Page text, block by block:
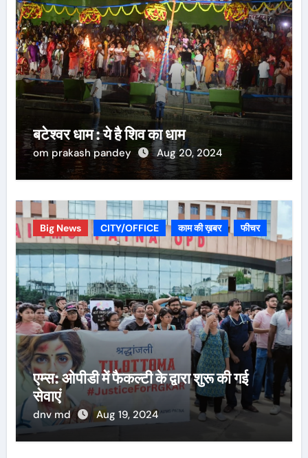
बटेश्वर धाम : ये है शिव का धाम
om prakash pandey Aug 20, 2024
Big News CITY/OFFICE काम की ख़बर फीचर
एम्स: ओपीडी में फैकल्टी के द्वारा शुरू की गई
सेवाएं
dnv md Aug 19, 2024